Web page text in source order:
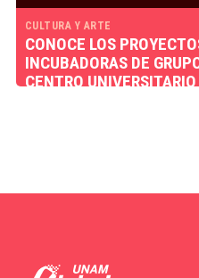
CULTURA Y ARTE
CONOCE LOS
INCUBADORAS DE
CENTRO